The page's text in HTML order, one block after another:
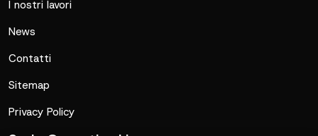
I nostri lavori
News
Contatti
Sitemap
Privacy Policy